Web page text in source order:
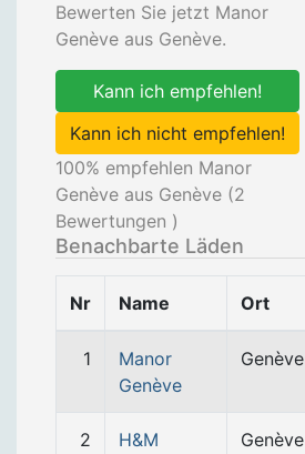
Bewerten Sie jetzt Manor
Genève aus Genève.
Kann ich empfehlen!
Kann ich nicht empfehlen!
100% empfehlen Manor
Genève aus Genève (2
Bewertungen )
Benachbarte Läden
Nr Name Ort
1
Manor
Genève
Genève
2
H&M
Genève